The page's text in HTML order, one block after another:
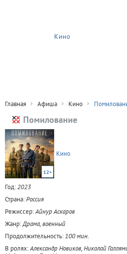
Кино
Главная Афиша Кино
Помилование
12+
Кино
Год:2023
Страна:Россия
Режиссер:Айнур Аскаров
Жанр:Драма, военный
Продолжительность: 100 мин.
В ролях:Александр Новиков, Николай